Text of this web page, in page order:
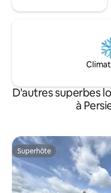
D'autres superbes
à
Superhôte
Superhôte